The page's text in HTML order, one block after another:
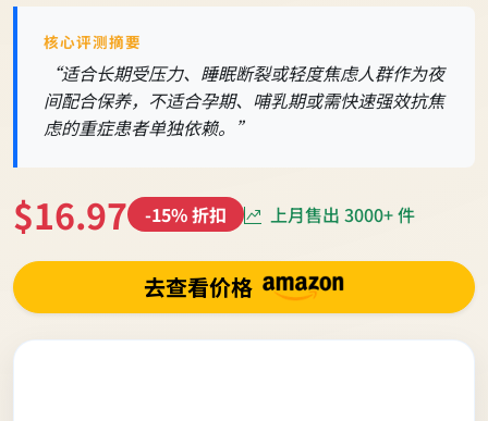
核心评测摘要
“适合长期受压力、睡眠断裂或轻度焦虑人群作为夜
间配合保养，不适合孕期、哺乳期或需快速强效抗焦
虑的重症患者单独依赖。”
$16.97 -15% 折扣 上月售出 3000+ 件
去查看价格